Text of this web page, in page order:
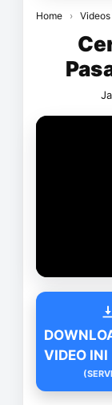
Home › Videos
VIDEO INI